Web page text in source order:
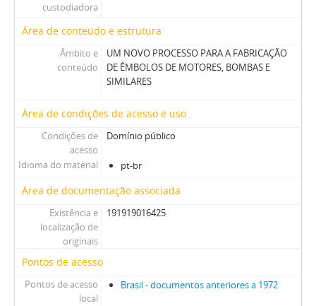
custodiadora
Área de conteúdo e estrutura
Âmbito e
conteúdo
UM NOVO PROCESSO PARA A FABRICAÇÃO
DE ÊMBOLOS DE MOTORES, BOMBAS E
SIMILARES
Área de condições de acesso e uso
Condições de
acesso
Domínio público
Idioma do material pt-br
Área de documentação associada
Existência e
localização de
originais
191919016425
Pontos de acesso
Pontos de acesso
local
Brasil - documentos anteriores a 1972